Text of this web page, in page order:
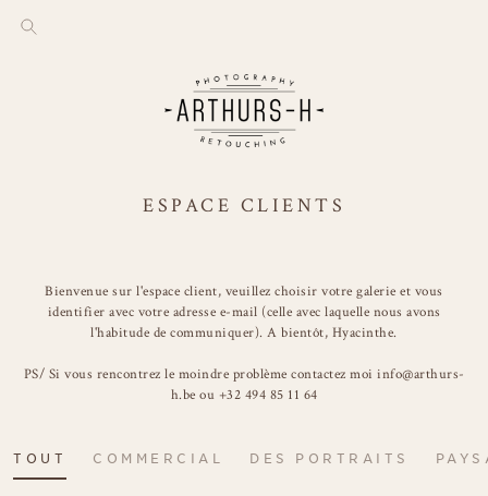
ESPACE CLIENTS
Bienvenue sur l'espace client, veuillez choisir votre galerie et vous
identifier avec votre adresse e-mail (celle avec laquelle nous avons
l'habitude de communiquer). A bientôt, Hyacinthe.
PS/ Si vous rencontrez le moindre problème contactez moi info@arthurs-
h.be ou +32 494 85 11 64
TOUT COMMERCIAL DES PORTRAITS